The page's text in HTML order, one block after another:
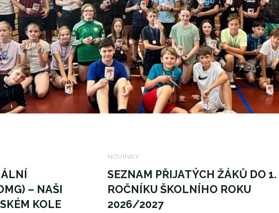
– NAŠI
KOLE
NOVINKY
SEZNAM PŘIJATÝCH ŽÁKŮ DO 1.
ROČNÍKU ŠKOLNÍHO ROKU
2026/2027